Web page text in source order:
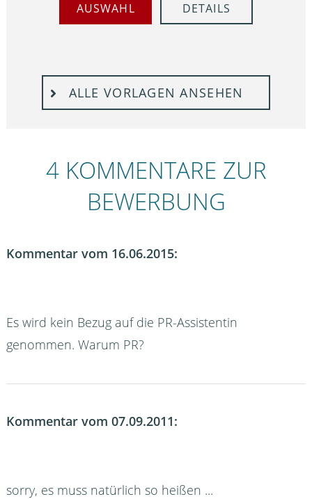
AUSWAHL DETAILS
ALLE VORLAGEN ANSEHEN
4 KOMMENTARE ZUR
BEWERBUNG
Kommentar vom 16.06.2015:
Es wird kein Bezug auf die PR-Assistentin
genommen. Warum PR?
Kommentar vom 07.09.2011:
sorry, es muss natürlich so heißen ...